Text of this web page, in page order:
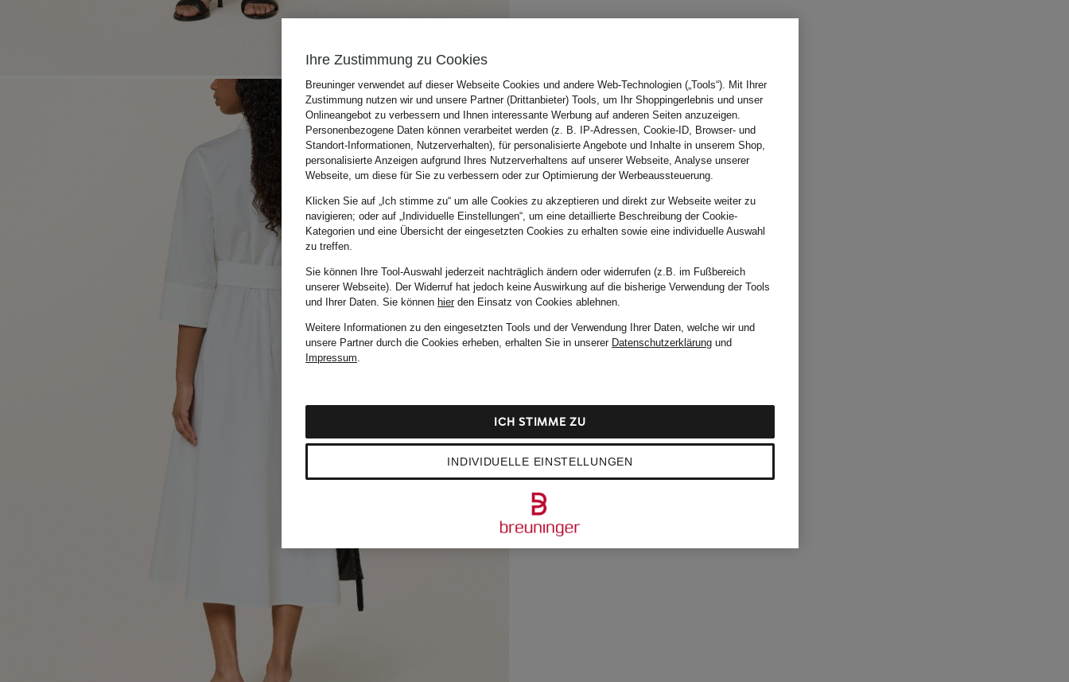
Ihre Zustimmung zu Cookies
Breuninger verwendet auf dieser Webseite Cookies und andere Web-Technologien („Tools“). Mit Ihrer
Zustimmung nutzen wir und unsere Partner (Drittanbieter) Tools, um Ihr Shoppingerlebnis und unser
Onlineangebot zu verbessern und Ihnen interessante Werbung auf anderen Seiten anzuzeigen.
Personenbezogene Daten können verarbeitet werden (z. B. IP-Adressen, Cookie-ID, Browser- und
Standort-Informationen, Nutzerverhalten), für personalisierte Angebote und Inhalte in unserem Shop,
personalisierte Anzeigen aufgrund Ihres Nutzerverhaltens auf unserer Webseite, Analyse unserer
Webseite, um diese für Sie zu verbessern oder zur Optimierung der Werbeaussteuerung.
Klicken Sie auf „Ich stimme zu“ um alle Cookies zu akzeptieren und direkt zur Webseite weiter zu
navigieren; oder auf „Individuelle Einstellungen“, um eine detaillierte Beschreibung der Cookie-
Kategorien und eine Übersicht der eingesetzten Cookies zu erhalten sowie eine individuelle Auswahl
zu treffen.
Sie können Ihre Tool-Auswahl jederzeit nachträglich ändern oder widerrufen (z.B. im Fußbereich
unserer Webseite). Der Widerruf hat jedoch keine Auswirkung auf die bisherige Verwendung der Tools
und Ihrer Daten. Sie können hierden Einsatz von Cookies ablehnen.
Weitere Informationen zu den eingesetzten Tools und der Verwendung Ihrer Daten, welche wir und
unsere Partner durch die Cookies erheben, erhalten Sie in unserer Datenschutzerklärung und
Impressum.
INDIVIDUELLE EINSTELLUNGEN
ICH STIMME ZU